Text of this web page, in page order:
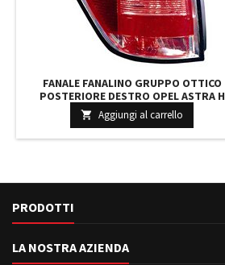
FANALE FANALINO GRUPPO OTTICO
POSTERIORE DESTRO OPEL ASTRA H
STATION WAGON DAL 2004 AL 2007
 Aggiungi al carrello
PRODOTTI
LA NOSTRA AZIENDA